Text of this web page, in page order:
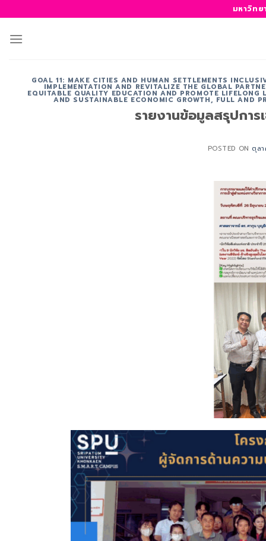
ไป
ยัง
มหาวิท
GOAL 11: MAKE CITIES AND HUMAN SETTLEMENTS
IMPLEMENTATION AND REVITALIZE THE GLOBAL
EQUITABLE QUALITY EDUCATION AND PROMOTE LIFELONG
AND SUSTAINABLE ECONOMIC GROWTH, FULL AND
รายงานข้อมูลสรุปการ
POSTED ON ตุล